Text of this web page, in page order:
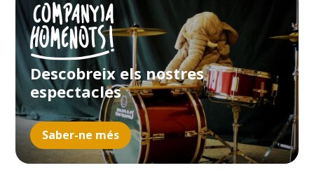
Descobreix els nostres
espectacles
Saber-ne més